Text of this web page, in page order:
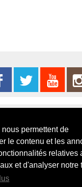
nous permettent de
le contenu et les
relatives
et d'analyser notre
d’utilisation
Nous
de vente
Mentions